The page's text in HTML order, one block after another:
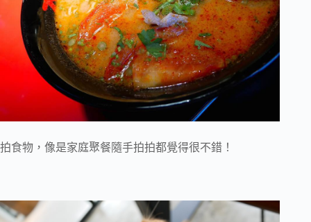
拍食物，像是家庭聚餐隨手拍拍都覺得很不錯！